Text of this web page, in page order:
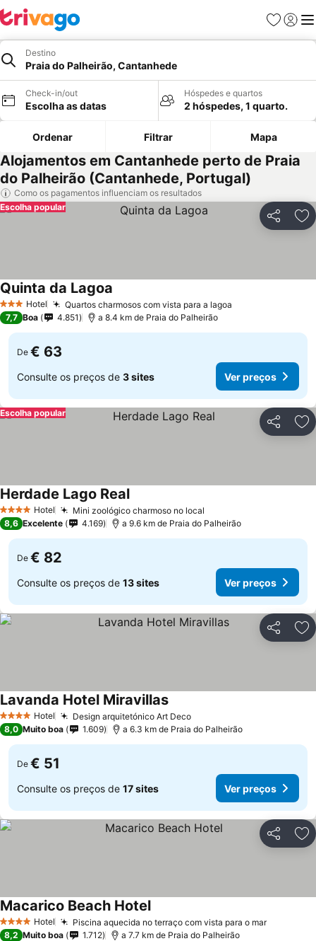
Favoritos
Iniciar
Destino
Praia do Palheirão, Cantanhede
Check-in/out
Escolha as datas
Hóspedes e quartos
2 hóspedes, 1 quarto.
Ordenar Filtrar Mapa
Alojamentos em Cantanhede perto de Praia
do Palheirão (Cantanhede, Portugal)
Como os pagamentos influenciam os resultados
Partilhar
Escolha popular
3 EstrelasHotel Quartos charmosos com vista para a lagoa
Quinta da Lagoa
7,7 Boa 4.851 a 8.4 km de Praia do Palheirão
De € 63
Consulte os preços de 3 sites Ver preços
Partilhar
Escolha popular
4 EstrelasHotel Mini zoológico charmoso no local
Herdade Lago Real
8,6 Excelente 4.169 a 9.6 km de Praia do Palheirão
De € 82
Consulte os preços de 13 sites Ver preços
Partilhar
4 EstrelasHotel Design arquitetónico Art Deco
Lavanda Hotel Miravillas
8,0 Muito boa 1.609 a 6.3 km de Praia do Palheirão
De € 51
Consulte os preços de 17 sites Ver preços
Partilhar
4 EstrelasHotel Piscina aquecida no terraço com vista para o mar
Macarico Beach Hotel
8,2 Muito boa 1.712 a 7.7 km de Praia do Palheirão